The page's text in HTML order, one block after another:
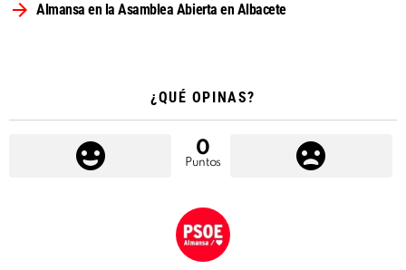
Almansa en la Asamblea Abierta en Albacete
¿QUÉ OPINAS?
0
Puntos